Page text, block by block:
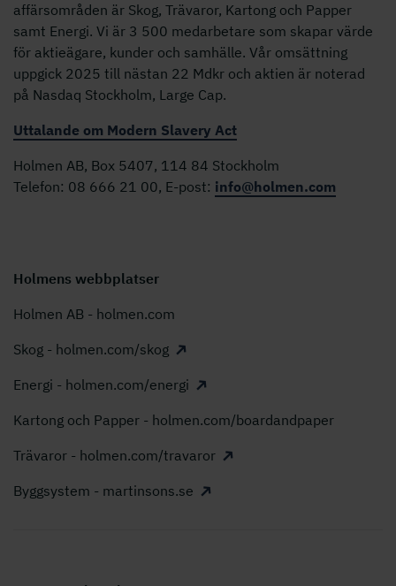
affärsområden är Skog, Trävaror, Kartong och Papper
samt Energi. Vi är 3 500 medarbetare som skapar värde
för aktieägare, kunder och samhälle. Vår omsättning
uppgick 2025 till nästan 22 Mdkr och aktien är noterad
på Nasdaq Stockholm, Large Cap.
Uttalande om Modern Slavery Act
Holmen AB, Box 5407, 114 84 Stockholm
Telefon: 08 666 21 00, E-post: info@holmen.com
Holmens webbplatser
Holmen AB - holmen.com
Skog - holmen.com/skog
Energi - holmen.com/energi
Kartong och Papper - holmen.com/boardandpaper
Trävaror - holmen.com/travaror
Byggsystem - martinsons.se